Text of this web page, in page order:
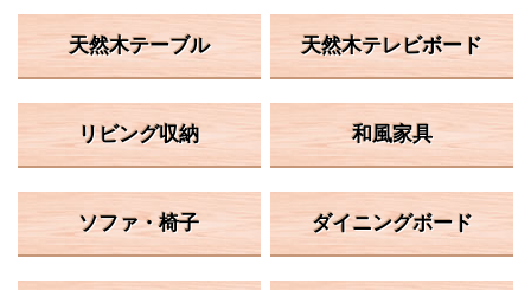
天然木テーブル 天然木テレビボード
リビング収納 和風家具
ソファ・椅子 ダイニングボード